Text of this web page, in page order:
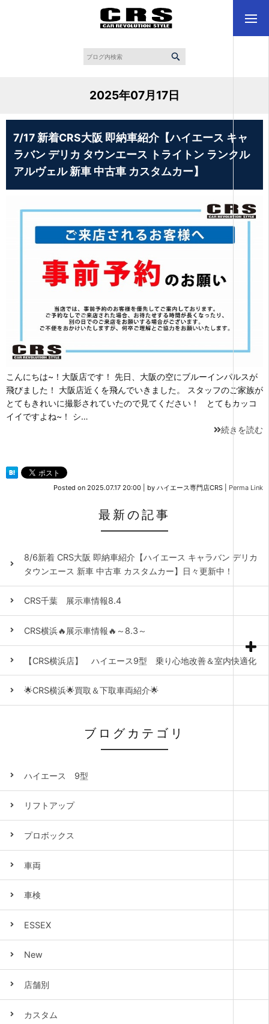
2025年07月17日
7/17 新着CRS大阪 即納車紹介【ハイエース キャ
ラバン デリカ タウンエース トライトン ランクル
アルヴェル 新車 中古車 カスタムカー】
こんにちは~！大阪店です！ 先日、大阪の空にブルーインパルスが
飛びました！ 大阪店近くを飛んでいきました。 スタッフのご家族が
とてもきれいに撮影されていたので見てください！ とてもカッコ
イイですよね~！ シ…
続きを読む
Posted on 2025.07.17 20:00 by ハイエース専門店CRS Perma Link
最新の記事
8/6新着 CRS大阪 即納車紹介【ハイエース キャラバン デリカ
タウンエース 新車 中古車 カスタムカー】日々更新中！
CRS千葉 展示車情報8.4
CRS横浜🔥展示車情報🔥～8.3～
【CRS横浜店】 ハイエース9型 乗り心地改善＆室内快適化
🌟CRS横浜🌟買取＆下取車両紹介🌟
ブログカテゴリ
ハイエース 9型
リフトアップ
プロボックス
車両
車検
ESSEX
New
店舗別
カスタム